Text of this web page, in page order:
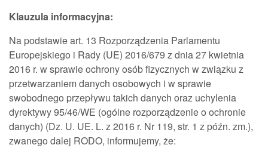
Klauzula informacyjna:
Na podstawie art. 13 Rozporządzenia Parlamentu
Europejskiego i Rady (UE) 2016/679 z dnia 27 kwietnia
2016 r. w sprawie ochrony osób fizycznych w związku z
przetwarzaniem danych osobowych i w sprawie
swobodnego przepływu takich danych oraz uchylenia
dyrektywy 95/46/WE (ogólne rozporządzenie o ochronie
danych) (Dz. U. UE. L. z 2016 r. Nr 119, str. 1 z późn. zm.),
zwanego dalej RODO, informujemy, że: